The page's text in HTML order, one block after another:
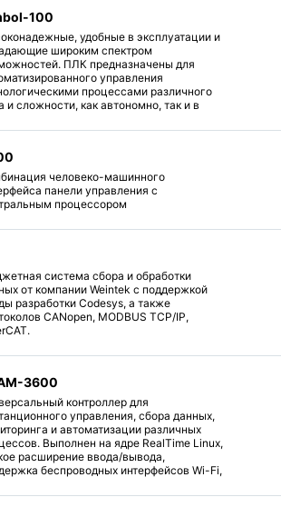
100
удобные в эксплуатации и
широким спектром
ПЛК предназначены для
управления
процессами различного
и сложности, как автономно, так и в
систем управления
и в других отраслях.
человеко-машинного
панели управления с
процессором
система сбора и обработки
от компании Weintek с поддержкой
разработки Сodesys, а также
CANopen, MODBUS TCP/IP,
3600
контроллер для
управления, сбора данных,
и автоматизации различных
Выполнен на ядре RealTime Linux,
расширение ввода/вывода,
беспроводных интерфейсов Wi-Fi,